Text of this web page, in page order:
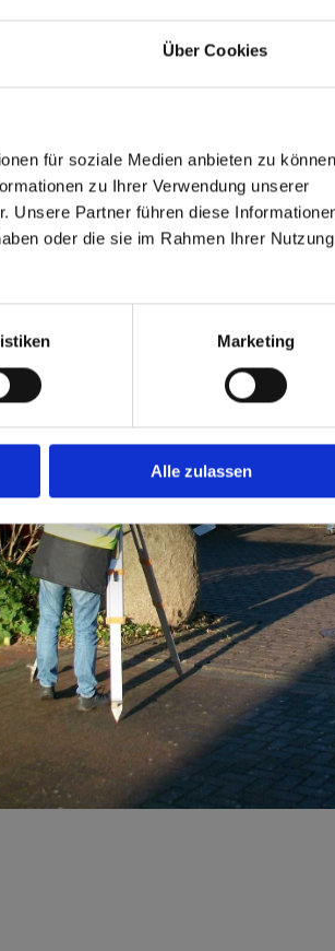
Über Cookies
für soziale Medien anbieten zu
zu Ihrer Verwendung unserer
Unsere Partner führen diese
oder die sie im Rahmen Ihrer Nutzung
Marketing
Alle zulassen